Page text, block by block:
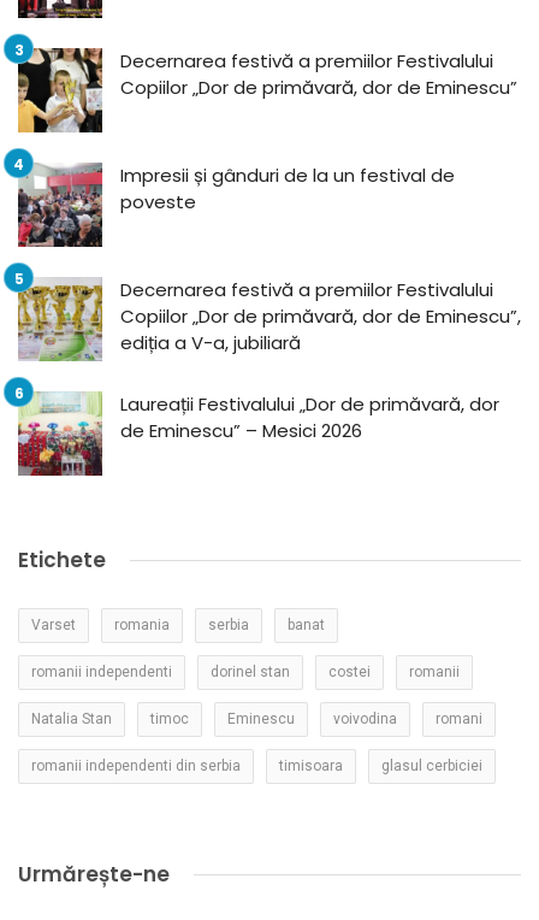
Decernarea festivă a premiilor Festivalului
Copiilor „Dor de primăvară, dor de Eminescu”
Impresii și gânduri de la un festival de
poveste
Decernarea festivă a premiilor Festivalului
Copiilor „Dor de primăvară, dor de Eminescu”,
ediția a V-a, jubiliară
Laureații Festivalului „Dor de primăvară, dor
de Eminescu” – Mesici 2026
Etichete
Varset romania serbia banat
romanii independenti dorinel stan costei romanii
Natalia Stan timoc Eminescu voivodina romani
romanii independenti din serbia timisoara glasul cerbiciei
Urmărește-ne